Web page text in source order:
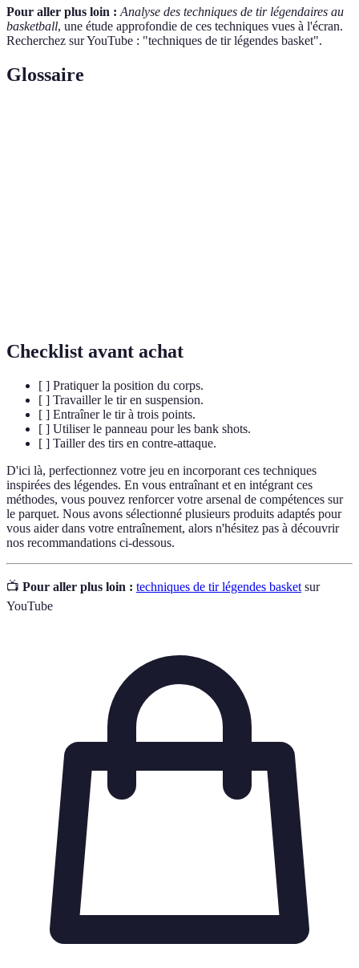
Pour aller plus loin : Analyse des techniques de tir légendaires au
basketball, une étude approfondie de ces techniques vues à l'écran.
Recherchez sur YouTube : "techniques de tir légendes basket".
Glossaire
Checklist avant achat
[ ] Pratiquer la position du corps.
[ ] Travailler le tir en suspension.
[ ] Entraîner le tir à trois points.
[ ] Utiliser le panneau pour les bank shots.
[ ] Tailler des tirs en contre-attaque.
D'ici là, perfectionnez votre jeu en incorporant ces techniques
inspirées des légendes. En vous entraînant et en intégrant ces
méthodes, vous pouvez renforcer votre arsenal de compétences sur
le parquet. Nous avons sélectionné plusieurs produits adaptés pour
vous aider dans votre entraînement, alors n'hésitez pas à découvrir
nos recommandations ci-dessous.
📺 Pour aller plus loin : techniques de tir légendes basket sur
YouTube